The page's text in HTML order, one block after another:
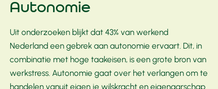
Autonomie
Uit onderzoeken blijkt dat 43% van werkend
Nederland een gebrek aan autonomie ervaart. Dit, in
combinatie met hoge taakeisen, is een grote bron van
werkstress. Autonomie gaat over het verlangen om te
handelen vanuit eigen je wilskracht en eigenaarschap